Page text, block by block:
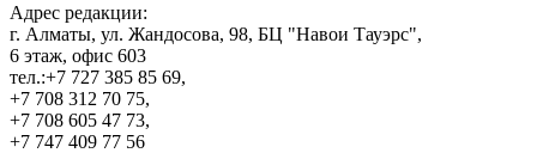
Адрес редакции:
г. Алматы, ул. Жандосова, 98, БЦ "Навои Тауэрс",
6 этаж, офис 603
тел.:+7 727 385 85 69,
+7 708 312 70 75,
+7 708 605 47 73,
+7 747 409 77 56